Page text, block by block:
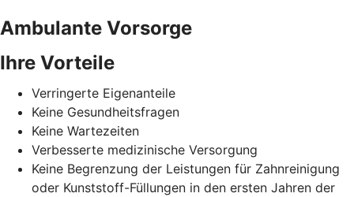
Ambulante Vorsorge
Ihre Vorteile
Verringerte Eigenanteile
Keine Gesundheitsfragen
Keine Wartezeiten
Verbesserte medizinische Versorgung
Keine Begrenzung der Leistungen für Zahnreinigung
oder Kunststoff-Füllungen in den ersten Jahren der